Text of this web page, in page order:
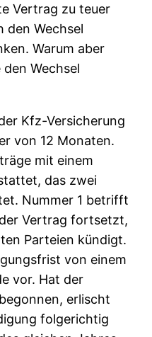
Vertrag zu teuer
den Wechsel
Warum aber
Wechsel
Kfz-Versicherung
von 12 Monaten.
mit einem
das zwei
Nummer 1 betrifft
Vertrag fortsetzt,
Parteien kündigt.
von einem
vor. Hat der
erlischt
folgerichtig